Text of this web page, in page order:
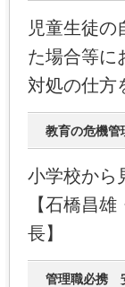
児童生徒
た場合等に
対処の仕方
教育の危機管
小学校から
【石橋昌
長】
管理職必携